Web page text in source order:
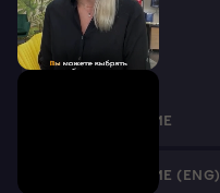
ПОКУПАТЕЛЯМ
ПАРТНЕРАМ
VR ПРИЛОЖЕНИЕ
VR ПРИЛОЖЕНИЕ (ENG)